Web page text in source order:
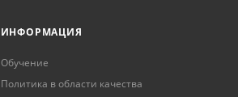
ИНФОРМАЦИЯ
Обучение
Политика в области качества